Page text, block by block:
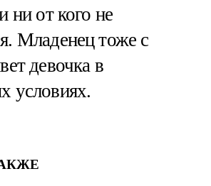
ни от кого не
Младенец тоже с
девочка в
условиях.